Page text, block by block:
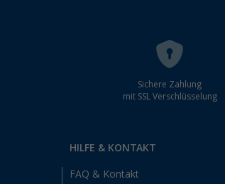
Sichere Zahlung
mit SSL Verschlüsselung
HILFE & KONTAKT
FAQ & Kontakt